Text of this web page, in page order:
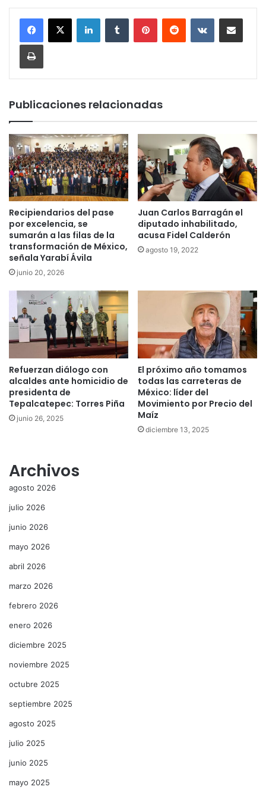
LinkedInTumblr PinterestReddit VKontakteCompartir por
Imprimir
Publicaciones relacionadas
Recipiendarios del pase
por excelencia, se
sumarán a las filas de la
transformación de México,
señala Yarabí Ávila
junio 20, 2026
Juan Carlos Barragán el
diputado inhabilitado,
acusa Fidel Calderón
agosto 19, 2022
Refuerzan diálogo con
alcaldes ante homicidio de
presidenta de
Tepalcatepec: Torres Piña
junio 26, 2025
El próximo año tomamos
todas las carreteras de
México: líder del
Movimiento por Precio del
Maíz
diciembre 13, 2025
Archivos
agosto 2026
julio 2026
junio 2026
mayo 2026
abril 2026
marzo 2026
febrero 2026
enero 2026
diciembre 2025
noviembre 2025
octubre 2025
septiembre 2025
agosto 2025
julio 2025
junio 2025
mayo 2025